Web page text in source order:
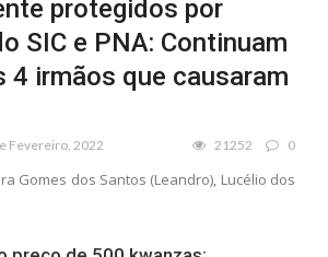
protegidos por
SIC e PNA: Continuam
4 irmãos que causaram
Fevereiro, 2022 21252 0
Gomes dos Santos (Leandro), Lucélio dos